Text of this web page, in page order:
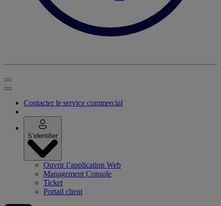
Contacter le service commercial
S’identifier
Ouvrir l’application Web
Management Console
Ticket
Portail client